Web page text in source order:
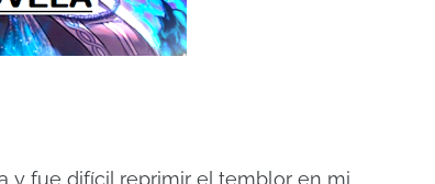
y fue difícil reprimir el temblor en mi